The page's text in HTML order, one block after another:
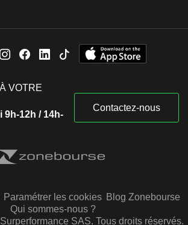
VOTRE
9h-12h / 14h-
Contactez-nous
Paramétrer les cookies Blog Zonebourse
Qui sommes-nous ?
SAS. Tous droits réservés.